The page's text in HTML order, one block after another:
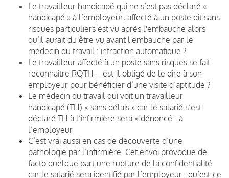
Le travailleur handicapé qui ne s’est pas déclaré «
handicapé » à l’employeur, affecté à un poste dit sans
risques particuliers est vu aprés l'embauche alors
qu’il aurait du être vu avant l'embauche par le
médecin du travail : infraction automatique ?
Le travailleur affecté à un poste sans risques se fait
reconnaitre RQTH – est-il obligé de le dire à son
employeur pour bénéficier d’une visite d’aptitude ?
Le médecin du travail qui voit un travailleur
handicapé (TH) « sans délais » car le salarié s’est
déclaré TH à l’infirmière sera « dénoncé" à
l’employeur
C’est vrai aussi en cas de découverte d’une
pathologie par l’infirmière. Cet envoi provoque de
facto quelque part une rupture de la confidentialité
car le salarié sera identifié par l’employeur : qu’est-ce